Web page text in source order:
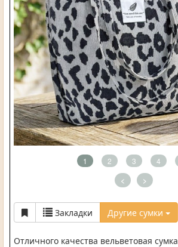
1 2 3 4
< >
Закладки Другие сумки
Отличного качества вельветовая сумка